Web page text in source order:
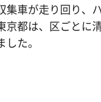
車が走り回り、
都は、区ごとに
た。